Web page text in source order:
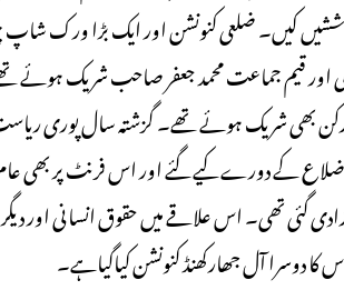
کیں۔ ضلعی کنونشن اور ایک بڑا ورک
اور قیم جماعت محمد جعفر صاحب شریک
بھی شریک ہوئے تھے۔ گزشتہ سال پوری
کے دورے کیے گئے اور اس فرنٹ پر بھی
تھی۔ اس علاقے میں حقوق انسانی اور